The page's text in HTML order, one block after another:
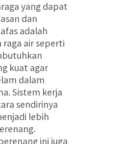
yang dapat
dan
adalah
raga air seperti
kuat agar
dalam
Sistem kerja
sendirinya
lebih
ini juga